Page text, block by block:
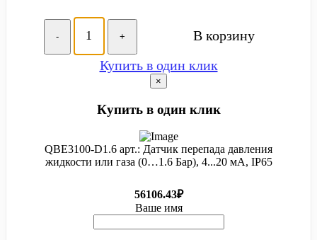
- +
В корзину
Купить в один клик
×
Купить в один клик
QBE3100-D1.6 арт.: Датчик перепада давления
жидкости или газа (0…1.6 Бар), 4...20 мА, IP65
56106.43₽
Ваше имя